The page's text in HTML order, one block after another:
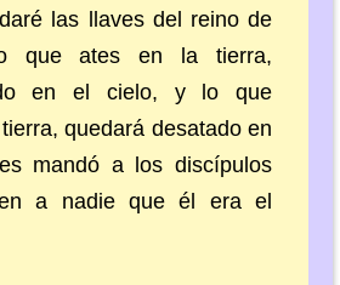
las llaves del reino de
que ates en la tierra,
en el cielo, y lo que
quedará desatado en
mandó a los discípulos
a nadie que él era el